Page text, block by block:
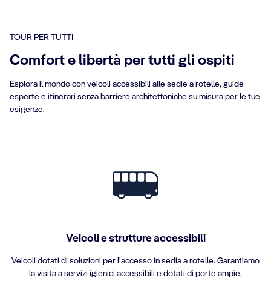
TOUR PER TUTTI
Comfort e libertà per tutti gli ospiti
Esplora il mondo con veicoli accessibili alle sedie a rotelle, guide
esperte e itinerari senza barriere architettoniche su misura per le tue
esigenze.
Veicoli e strutture accessibili
Veicoli dotati di soluzioni per l'accesso in sedia a rotelle. Garantiamo
la visita a servizi igienici accessibili e dotati di porte ampie.